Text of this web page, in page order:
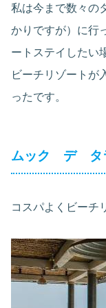
私は今まで数々の
かりですが）に行
ートステイしたい
ビーチリゾートが
ったです。
ムック デ タ
コスパよくビーチ